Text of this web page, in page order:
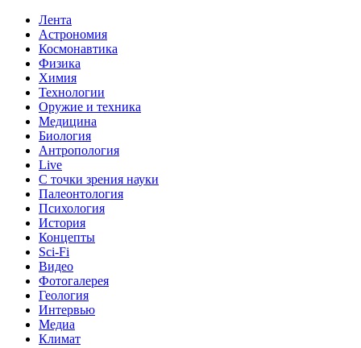
Лента
Астрономия
Космонавтика
Физика
Химия
Технологии
Оружие и техника
Медицина
Биология
Антропология
Live
С точки зрения науки
Палеонтология
Психология
История
Концепты
Sci-Fi
Видео
Фотогалерея
Геология
Интервью
Медиа
Климат